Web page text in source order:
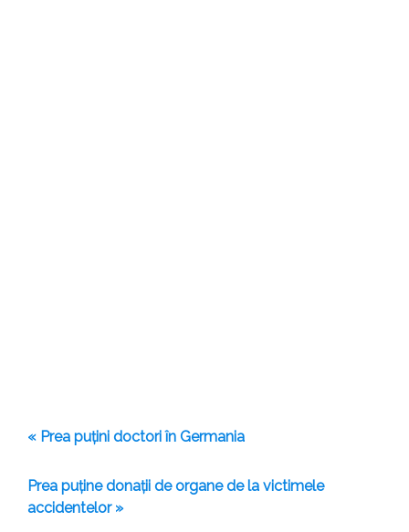
« Prea puțini doctori în Germania
Prea puține donații de organe de la victimele
accidentelor »